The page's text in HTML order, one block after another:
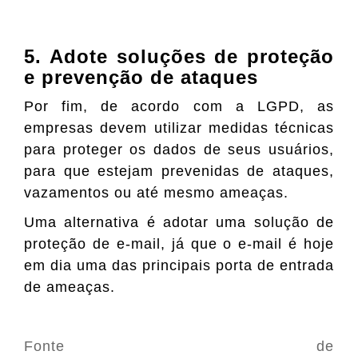
5. Adote soluções de proteção
e prevenção de ataques
Por fim, de acordo com a LGPD, as
empresas devem utilizar medidas técnicas
para proteger os dados de seus usuários,
para que estejam prevenidas de ataques,
vazamentos ou até mesmo ameaças.
Uma alternativa é adotar uma solução de
proteção de e-mail, já que o e-mail é hoje
em dia uma das principais porta de entrada
de ameaças.
Fonte de